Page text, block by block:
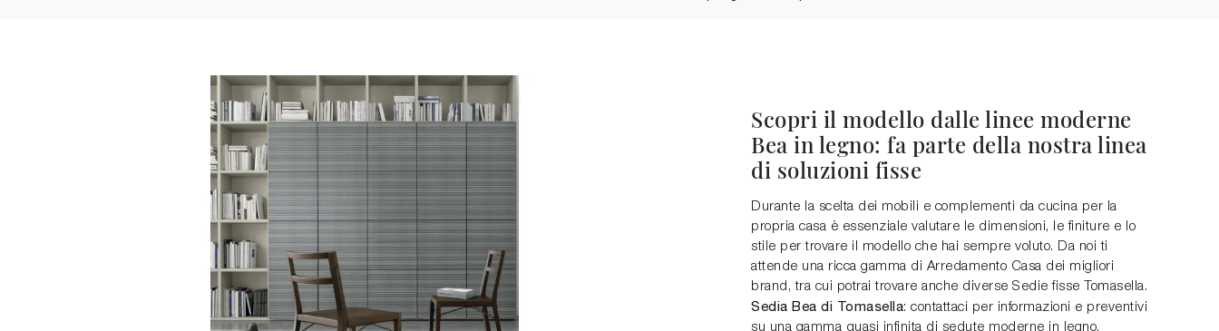
Scopri il modello dalle linee moderne
Bea in legno: fa parte della nostra linea
di soluzioni fisse
Durante la scelta dei mobili e complementi da cucina per la
propria casa è essenziale valutare le dimensioni, le finiture e lo
stile per trovare il modello che hai sempre voluto. Da noi ti
attende una ricca gamma di Arredamento Casa dei migliori
brand, tra cui potrai trovare anche diverse Sedie fisse Tomasella.
Sedia Bea di Tomasella: contattaci per informazioni e preventivi
su una gamma quasi infinita di sedute moderne in legno,